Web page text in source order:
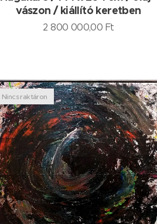
vászon / kiállító keretben
2 800 000,00 Ft
Nincs raktáron